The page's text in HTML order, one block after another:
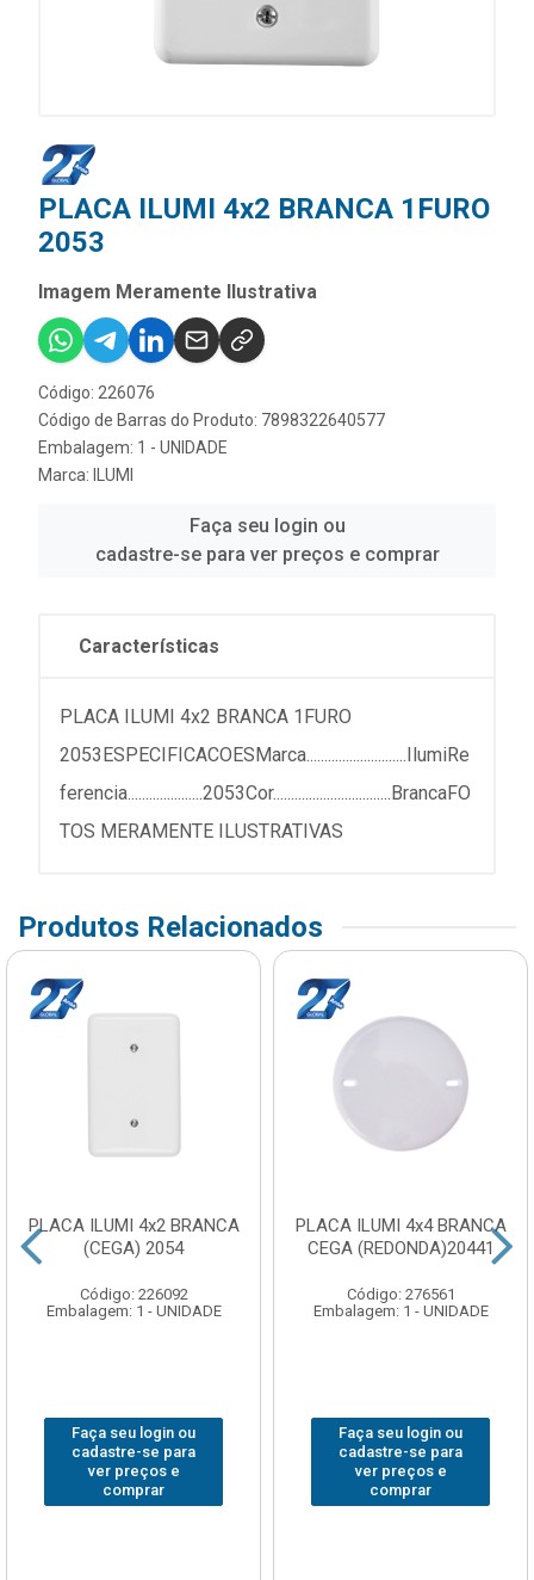
PLACA ILUMI 4x2 BRANCA 1FURO
2053
Imagem Meramente Ilustrativa
Código: 226076
Código de Barras do Produto: 7898322640577
Embalagem: 1 - UNIDADE
Marca:
ILUMI
Faça seu login ou
cadastre-se para ver preços e comprar
Características
PLACA ILUMI 4x2 BRANCA 1FURO
2053ESPECIFICACOESMarca............................IlumiRe
ferencia.....................2053Cor.................................BrancaFO
TOS MERAMENTE ILUSTRATIVAS
Produtos Relacionados
PLACA ILUMI 4x2 BRANCA
(CEGA) 2054
Código: 226092
Embalagem: 1 - UNIDADE
Faça seu login ou
cadastre-se para
ver preços e
comprar
PLACA ILUMI 4x4 BRANCA
CEGA (REDONDA)20441
Código: 276561
Embalagem: 1 - UNIDADE
Faça seu login ou
cadastre-se para
ver preços e
comprar